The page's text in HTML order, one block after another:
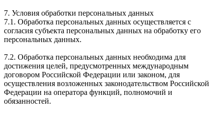
7. Условия обработки персональных данных
7.1. Обработка персональных данных осуществляется с
согласия субъекта персональных данных на обработку его
персональных данных.
7.2. Обработка персональных данных необходима для
достижения целей, предусмотренных международным
договором Российской Федерации или законом, для
осуществления возложенных законодательством Российской
Федерации на оператора функций, полномочий и
обязанностей.